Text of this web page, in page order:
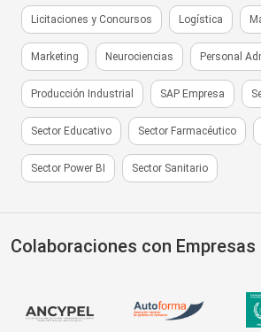
Licitaciones y Concursos Logística
Marketing Neurociencias Personal
Producción Industrial SAP Empresa
Sector Educativo Sector Farmacéutico
Sector Power BI Sector Sanitario
Colaboraciones con